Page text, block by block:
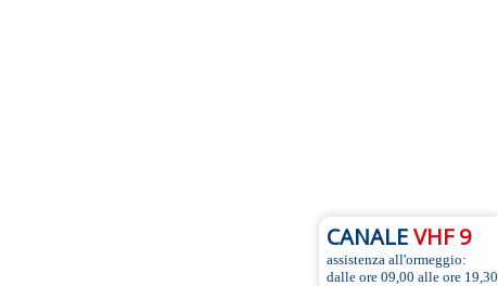
CANALEVHF 9
assistenza all'ormeggio:
dalle ore 09,00 alle ore 19,30